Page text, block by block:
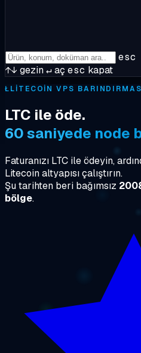
esc
↑↓ gezin↵aç esc kapat
ŁLITECOIN VPS
LTC ile öde.
60 saniyede node
Faturanızı LTC ile ödeyin,
Litecoin altyapısı çalıştırın.
Şu tarihten beri bağımsız
bölge.